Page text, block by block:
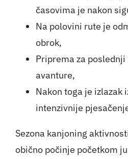
časovima je nakon
Na polovini rute je
obrok,
Priprema za
avanture,
Nakon toga je izlazak
intenzivnije
Sezona kanjoning
obično počinje početkom